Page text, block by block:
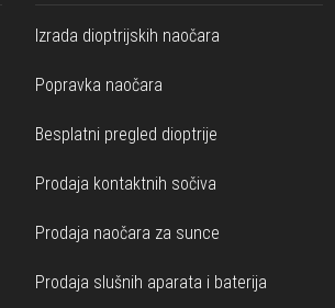
Izrada dioptrijskih naočara
Popravka naočara
Besplatni pregled dioptrije
Prodaja kontaktnih sočiva
Prodaja naočara za sunce
Prodaja slušnih aparata i baterija